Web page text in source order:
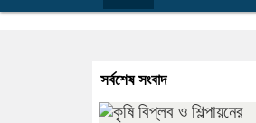
সর্বশেষ সংবাদ